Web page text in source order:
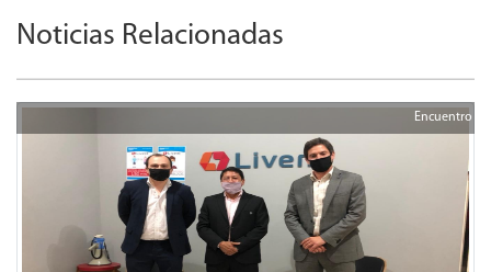
Noticias Relacionadas
Encuentro